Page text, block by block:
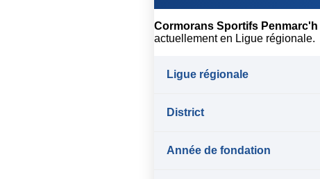
Cormorans Sportifs Penmarc'h
actuellement en Ligue régionale.
Ligue régionale
District
Année de fondation